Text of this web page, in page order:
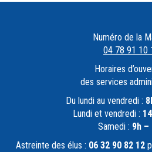
Numéro de la
04 78 91 10
Horaires
des services
Du lundi au vendredi :
Lundi et vendredi :
Samedi : 9h –
Astreinte des élus : 06 32 90 82 12